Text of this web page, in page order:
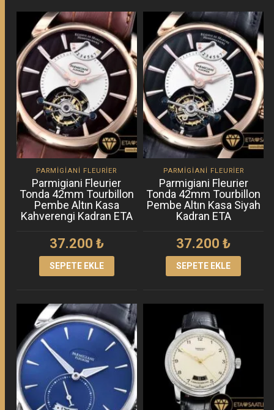
PARMIGIANI FLEURIER
Parmigiani Fleurier
Tonda 42mm Tourbillon
Pembe Altın Kasa
Kahverengi Kadran ETA
37.200 ₺
SEPETE EKLE
PARMIGIANI FLEURIER
Parmigiani Fleurier
Tonda 42mm Tourbillon
Pembe Altın Kasa Siyah
Kadran ETA
37.200₺
SEPETE EKLE